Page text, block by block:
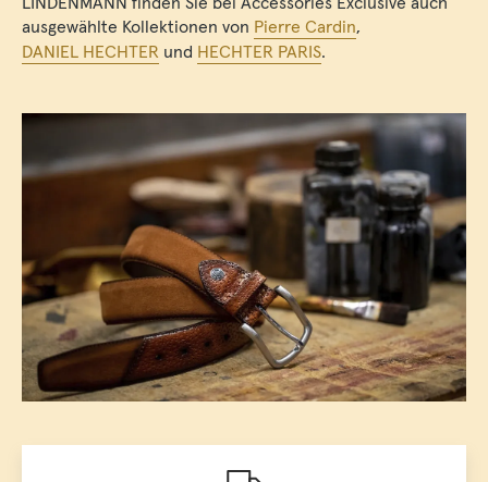
ausgewählte Kollektionen von Pierre Cardin,
DANIEL HECHTER und HECHTER PARIS.